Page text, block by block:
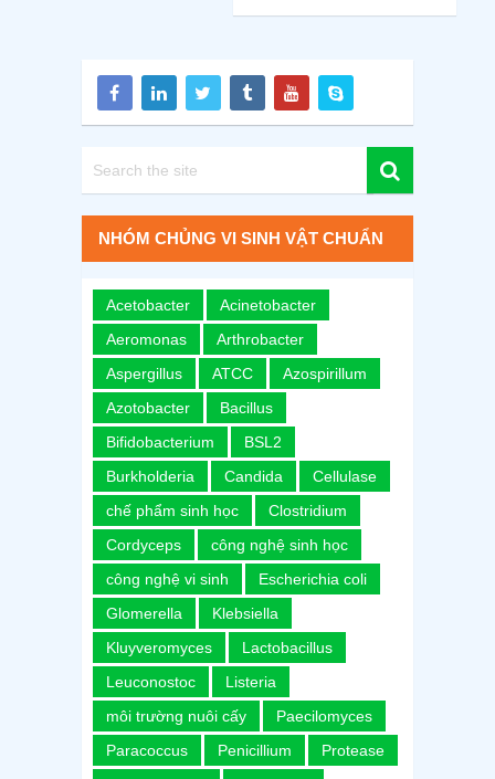
NHÓM CHỦNG VI SINH VẬT CHUẨN
Acetobacter
Acinetobacter
Aeromonas
Arthrobacter
Aspergillus
ATCC
Azospirillum
Azotobacter
Bacillus
Bifidobacterium
BSL2
Burkholderia
Candida
Cellulase
chế phẩm sinh học
Clostridium
Cordyceps
công nghệ sinh học
công nghệ vi sinh
Escherichia coli
Glomerella
Klebsiella
Kluyveromyces
Lactobacillus
Leuconostoc
Listeria
môi trường nuôi cấy
Paecilomyces
Paracoccus
Penicillium
Protease